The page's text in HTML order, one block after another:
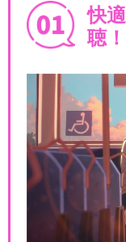
快
聴！